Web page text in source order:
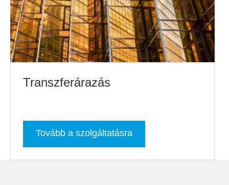
Transzferárazás
Tovább a szolgáltatásra